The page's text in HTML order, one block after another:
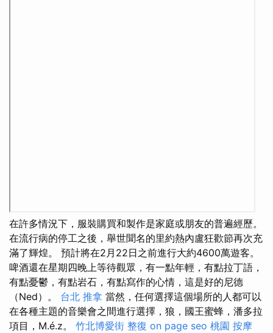
在許多情況下，服裝購買和製作是家庭或朋友的普遍經歷。
在流行病的停工之後，舉世聞名的里約熱內盧狂歡節再次充
滿了輝煌。 預計將在2月22日之前進行大約4600萬遊客。
啤酒還在星期四晚上等待觀眾，有一點年輕，有點拉丁語，
有點憂鬱，有點岩石，有點寫作的心情，這是好的尼德
（Ned）。 台北 推拿 當然，任何選擇這個場所的人都可以
在各種主題的音樂會之間進行選擇，狼，國王蜜蜂，潘多拉
項目，M.é.z。 竹北博愛街 整復 on page seo 桃園 按摩